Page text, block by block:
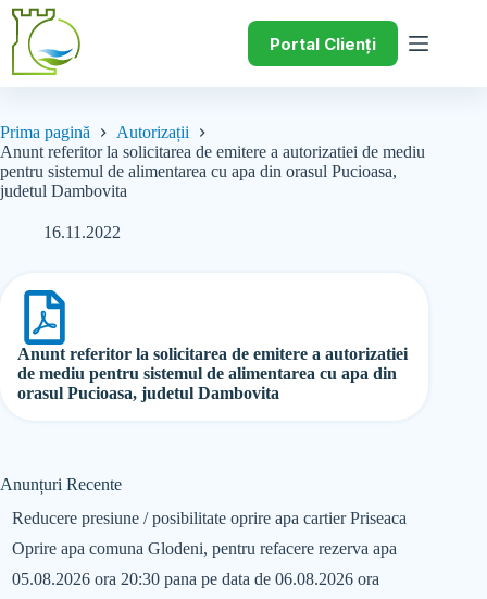
Portal Clienți
Prima pagină
Autorizații
Anunt referitor la solicitarea de emitere a autorizatiei de mediu
pentru sistemul de alimentarea cu apa din orasul Pucioasa,
judetul Dambovita
16.11.2022
Anunt referitor la solicitarea de emitere a autorizatiei
de mediu pentru sistemul de alimentarea cu apa din
orasul Pucioasa, judetul Dambovita
Anunțuri Recente
Reducere presiune / posibilitate oprire apa cartier Priseaca
Oprire apa comuna Glodeni, pentru refacere rezerva apa
05.08.2026 ora 20:30 pana pe data de 06.08.2026 ora